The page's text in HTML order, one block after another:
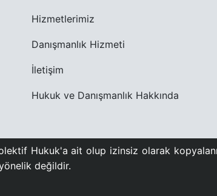
Hizmetlerimiz
Danışmanlık Hizmeti
İletişim
Hukuk ve Danışmanlık Hakkında
Hukuk'a ait olup izinsiz olarak
değildir.